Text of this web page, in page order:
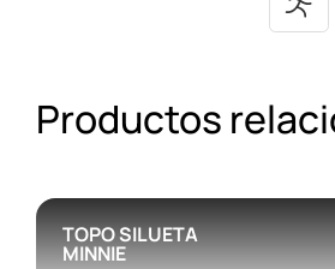
Productos
TOPO SILUETA
MINNIE